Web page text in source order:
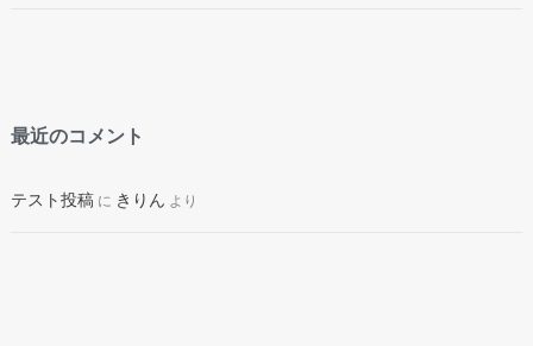
最近のコメント
テスト投稿 に きりん より